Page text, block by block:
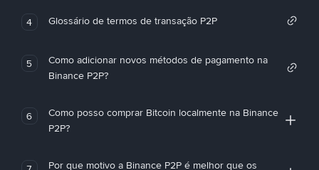
4 Glossário de termos de transação P2P
5
Como adicionar novos métodos de pagamento na
Binance P2P?
6
Como posso comprar Bitcoin localmente na Binance
P2P?
Por que motivo a Binance P2P é melhor que os